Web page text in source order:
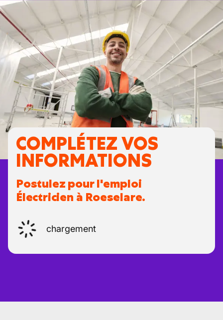
COMPLÉTEZ VOS
INFORMATIONS
Postulez pour l'emploi
Électricien à Roeselare.
chargement